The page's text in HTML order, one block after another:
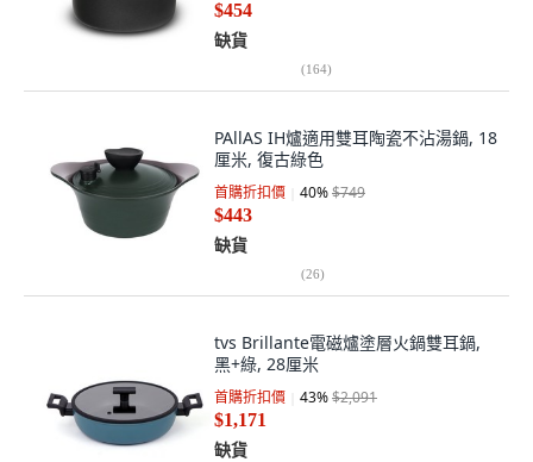
$454
缺貨
(164)
PAllAS IH爐適用雙耳陶瓷不沾湯鍋, 18
厘米, 復古綠色
首購折扣價 40%$749
$443
缺貨
(26)
tvs Brillante電磁爐塗層火鍋雙耳鍋,
黑+綠, 28厘米
首購折扣價 43%$2,091
$1,171
缺貨